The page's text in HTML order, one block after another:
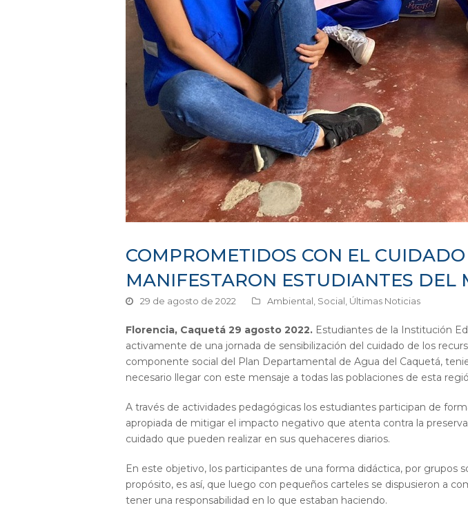
COMPROMETIDOS CON EL
MANIFESTARON ESTUDIANTES
29 de agosto de 2022 Ambiental Social Últimas Noticias
Florencia, Caquetá 29 agosto 2022. Estudiantes de la Institución
activamente de una jornada de sensibilización del cuidado de los
componente social del Plan Departamental de Agua del Caquetá,
necesario llegar con este mensaje a todas las poblaciones de esta
A través de actividades pedagógicas los estudiantes participan de
apropiada de mitigar el impacto negativo que atenta contra la
cuidado que pueden realizar en sus quehaceres diarios.
En este objetivo, los participantes de una forma didáctica, por
propósito, es así, que luego con pequeños carteles se dispusieron a
tener una responsabilidad en lo que estaban haciendo.